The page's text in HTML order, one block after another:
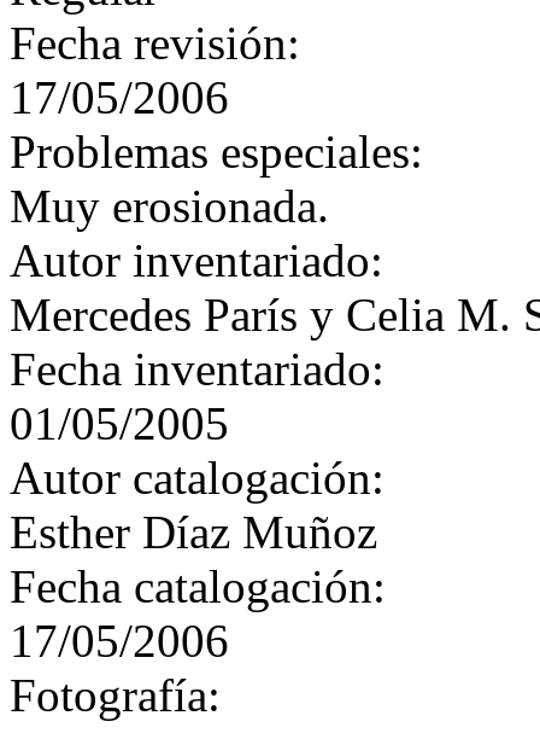
Fecha revisión:
17/05/2006
Problemas especiales:
Muy erosionada.
Autor inventariado:
Mercedes París y Celia M.
Fecha inventariado:
01/05/2005
Autor catalogación:
Esther Díaz Muñoz
Fecha catalogación:
17/05/2006
Fotografía: